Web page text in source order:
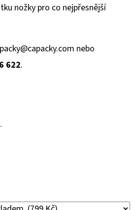
nožky pro co nejpřesnější
nebo
622.